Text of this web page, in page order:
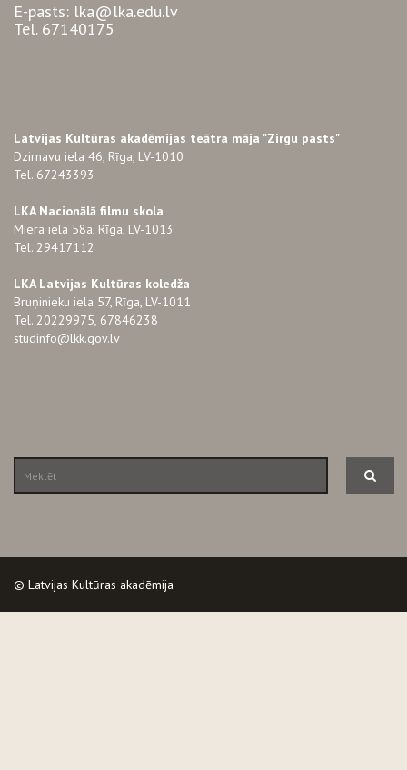
E-pasts: lka@lka.edu.lv
Tel. 67140175
Latvijas Kultūras akadēmijas teātra māja "Zirgu pasts"
Dzirnavu iela 46, Rīga, LV-1010
Tel. 67243393
LKA Nacionālā filmu skola
Miera iela 58a, Rīga, LV-1013
Tel. 29417112
LKA Latvijas Kultūras koledža
Bruņinieku iela 57, Rīga, LV-1011
Tel. 20229975, 67846238
studinfo@lkk.gov.lv
© Latvijas Kultūras akadēmija